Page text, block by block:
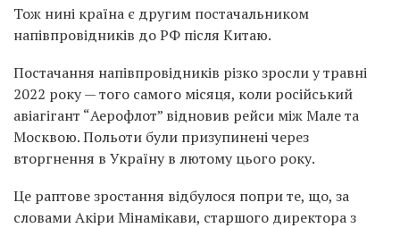
Тож нині країна є другим постачальником
напівпровідників до РФ після Китаю.
Постачання напівпровідників різко зросли у травні
2022 року — того самого місяця, коли російський
авіагігант “Аерофлот” відновив рейси між Мале та
Москвою. Польоти були призупинені через
вторгнення в Україну в лютому цього року.
Це раптове зростання відбулося попри те, що, за
словами Акіри Мінамікави, старшого директора з